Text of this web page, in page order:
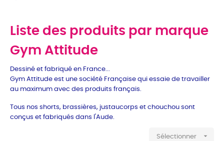
Liste des produits par marque
Gym Attitude
Dessiné et fabriqué en France...
Gym Attitude est une société Française qui essaie de travailler
au maximum avec des produits français.
Tous nos shorts, brassières, justaucorps et chouchou sont
conçus et fabriqués dans l'Aude.
Sélectionner 